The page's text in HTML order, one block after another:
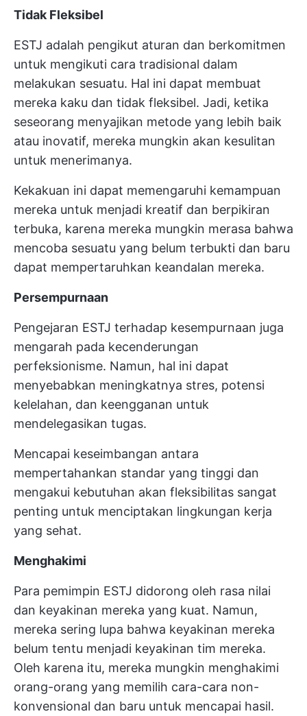
Tidak Fleksibel
ESTJ adalah pengikut aturan dan berkomitmen
untuk mengikuti cara tradisional dalam
melakukan sesuatu. Hal ini dapat membuat
mereka kaku dan tidak fleksibel. Jadi, ketika
seseorang menyajikan metode yang lebih baik
atau inovatif, mereka mungkin akan kesulitan
untuk menerimanya.
Kekakuan ini dapat memengaruhi kemampuan
mereka untuk menjadi kreatif dan berpikiran
terbuka, karena mereka mungkin merasa bahwa
mencoba sesuatu yang belum terbukti dan baru
dapat mempertaruhkan keandalan mereka.
Persempurnaan
Pengejaran ESTJ terhadap kesempurnaan juga
mengarah pada kecenderungan
perfeksionisme. Namun, hal ini dapat
menyebabkan meningkatnya stres, potensi
kelelahan, dan keengganan untuk
mendelegasikan tugas.
Mencapai keseimbangan antara
mempertahankan standar yang tinggi dan
mengakui kebutuhan akan fleksibilitas sangat
penting untuk menciptakan lingkungan kerja
yang sehat.
Menghakimi
Para pemimpin ESTJ didorong oleh rasa nilai
dan keyakinan mereka yang kuat. Namun,
mereka sering lupa bahwa keyakinan mereka
belum tentu menjadi keyakinan tim mereka.
Oleh karena itu, mereka mungkin menghakimi
orang-orang yang memilih cara-cara non-
konvensional dan baru untuk mencapai hasil.